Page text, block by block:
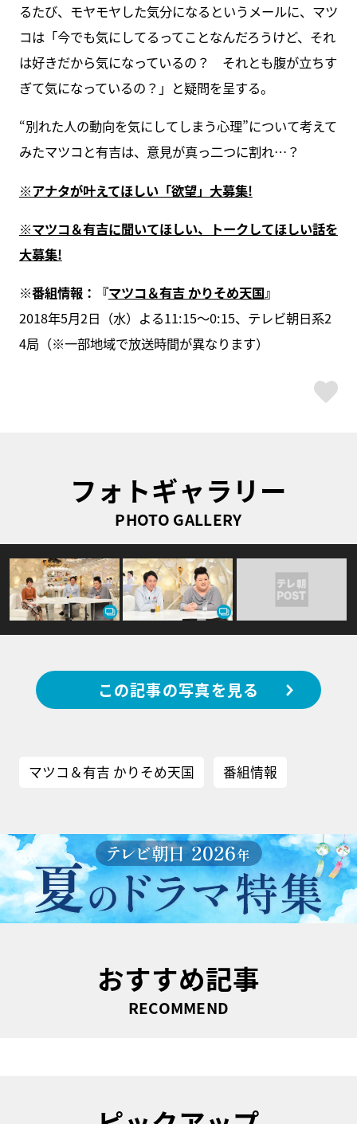
るたび、モヤモヤした気分になるというメールに、マツ
コは「今でも気にしてるってことなんだろうけど、それ
は好きだから気になっているの？ それとも腹が立ちす
ぎて気になっているの？」と疑問を呈する。
“別れた人の動向を気にしてしまう心理”について考えて
みたマツコと有吉は、意見が真っ二つに割れ…？
※アナタが叶えてほしい「欲望」大募集!
※マツコ＆有吉に聞いてほしい、トークしてほしい話を
大募集!
※番組情報：『マツコ＆有吉 かりそめ天国』
2018年5月2日（水）よる11:15〜0:15、テレビ朝日系2
4局（※一部地域で放送時間が異なります）
フォトギャラリー
PHOTO GALLERY
この記事の写真を見る
マツコ＆有吉 かりそめ天国 番組情報
おすすめ記事
RECOMMEND